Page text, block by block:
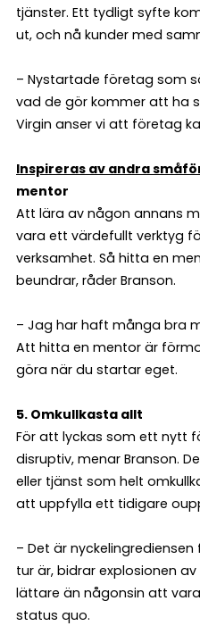
tjänster. Ett tydligt syfte
ut, och nå kunder med
– Nystartade företag som
vad de gör kommer att ha
Virgin anser vi att företag
Inspireras av andra
mentor
Att lära av någon annans
vara ett värdefullt verktyg
verksamhet. Så hitta en
beundrar, råder Branson.
– Jag har haft många bra
Att hitta en mentor är
göra när du startar eget.
5. Omkullkasta allt
För att lyckas som ett nytt
disruptiv, menar Branson.
eller tjänst som helt
att uppfylla ett tidigare
– Det är
tur är, bidrar explosionen
lättare än någonsin att
status quo.